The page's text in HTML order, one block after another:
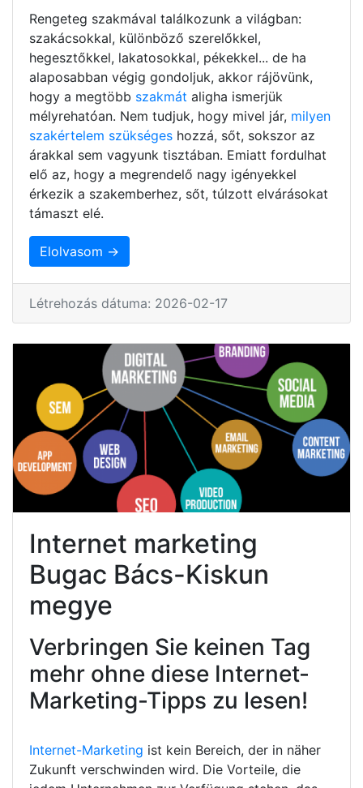
Rengeteg szakmával találkozunk a világban:
szakácsokkal, különböző szerelőkkel,
hegesztőkkel, lakatosokkal, pékekkel... de ha
alaposabban végig gondoljuk, akkor rájövünk,
hogy a megtöbb szakmát aligha ismerjük
mélyrehatóan. Nem tudjuk, hogy mivel jár, milyen
szakértelem szükséges hozzá, sőt, sokszor az
árakkal sem vagyunk tisztában. Emiatt fordulhat
elő az, hogy a megrendelő nagy igényekkel
érkezik a szakemberhez, sőt, túlzott elvárásokat
támaszt elé.
Elolvasom →
Létrehozás dátuma: 2026-02-17
Internet marketing
Bugac Bács-Kiskun
megye
Verbringen Sie keinen Tag
mehr ohne diese Internet-
Marketing-Tipps zu lesen!
Internet-Marketing ist kein Bereich, der in näher
Zukunft verschwinden wird. Die Vorteile, die